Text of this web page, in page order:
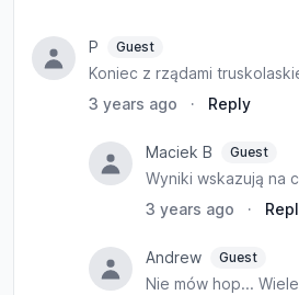
P Guest
Koniec z rządami
3 years ago
· Reply
Maciek B Guest
Wyniki wskazują na
3 years ago
·
Andrew Guest
Nie mów hop...